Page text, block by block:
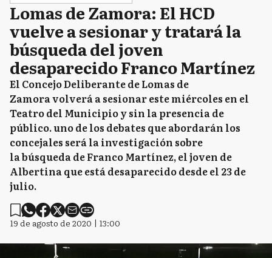
Lomas de Zamora: El HCD
vuelve a sesionar y tratará la
búsqueda del joven
desaparecido Franco Martínez
El Concejo Deliberante de Lomas de
Zamora volverá a sesionar este miércoles en el
Teatro del Municipio y sin la presencia de
público. uno de los debates que abordarán los
concejales será la investigación sobre
la búsqueda de Franco Martínez, el joven de
Albertina que está desaparecido desde el 23 de
julio.
19 de agosto de 2020 | 13:00